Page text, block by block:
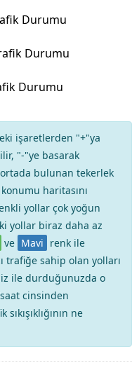
Durumu
Durumu
Durumu
işaretlerden "+"ya
"-"ye basarak
bulunan tekerlek
haritasını
yollar çok yoğun
yollar biraz daha az
ve Mavi renk ile
trafiğe sahip olan yolları
ile durduğunuzda o
cinsinden
ne